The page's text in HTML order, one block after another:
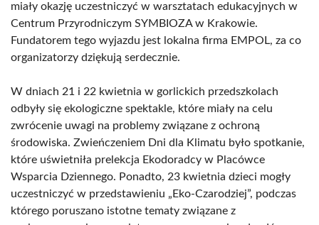
miały okazję uczestniczyć w warsztatach edukacyjnych w
Centrum Przyrodniczym SYMBIOZA w Krakowie.
Fundatorem tego wyjazdu jest lokalna firma EMPOL, za co
organizatorzy dziękują serdecznie.
W dniach 21 i 22 kwietnia w gorlickich przedszkolach
odbyły się ekologiczne spektakle, które miały na celu
zwrócenie uwagi na problemy związane z ochroną
środowiska. Zwieńczeniem Dni dla Klimatu było spotkanie,
które uświetniła prelekcja Ekodoradcy w Placówce
Wsparcia Dziennego. Ponadto, 23 kwietnia dzieci mogły
uczestniczyć w przedstawieniu „Eko-Czarodziej”, podczas
którego poruszano istotne tematy związane z